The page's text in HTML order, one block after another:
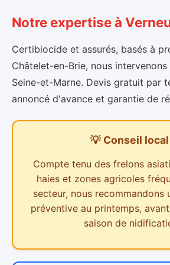
Notre expertiseà
Certibiocide et assurés, basés à
Châtelet-en-Brie, nous
Seine-et-Marne. Devis gratuit par
annoncé d'avance et garantie de
💡 Conseil local
Compte tenu des frelons
haies et zones agricoles
secteur, nous recommandons
préventive au printemps,
saison de